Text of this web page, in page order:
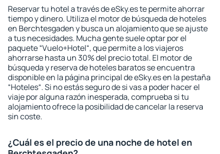
Reservar tu hotel a través de eSky.es te permite ahorrar
tiempo y dinero. Utiliza el motor de búsqueda de hoteles
en Berchtesgaden y busca un alojamiento que se ajuste
a tus necesidades. Mucha gente suele optar por el
paquete “Vuelo+Hotel“, que permite a los viajeros
ahorrarse hasta un 30% del precio total. El motor de
búsqueda y reserva de hoteles baratos se encuentra
disponible en la página principal de eSky.es en la pestaña
“Hoteles“. Si no estás seguro de si vas a poder hacer el
viaje por alguna razón inesperada, comprueba si tu
alojamiento ofrece la posibilidad de cancelar la reserva
sin coste.
¿Cuál es el precio de una noche de hotel en